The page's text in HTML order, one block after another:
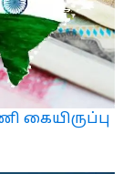
கையிருப்பு